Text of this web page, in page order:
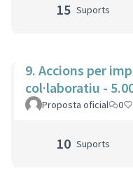
15 Suports
9. Accions per
col·laboratiu -
Proposta oficial 0
10 Suports